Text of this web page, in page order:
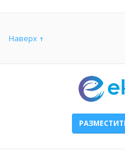
назвали всё Баренцево
акватории составляет
максимальный размер -
Печорское море
Наверх